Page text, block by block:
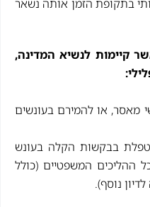
בתקופת הזמן אותה נשאר
קיימות לנשיא המדינה,
מאסר, או להמירם בעונשים
בבקשות הקלה בעונש
ההליכים המשפטיים (כולל
נוסף).